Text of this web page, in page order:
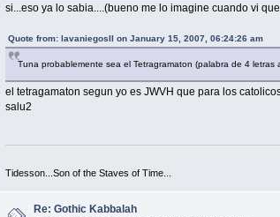
si...eso ya lo sabia....(bueno me lo imagine cuando vi
Quote from: lavaniegosII on January 15, 2007, 06:24:26 am
Tuna probablemente sea el Tetragramaton (palabra de 4 letras
el tetragamaton segun yo es JWVH que para los
salu2
Tidesson...Son of the Staves of Time...
Re: Gothic Kabbalah